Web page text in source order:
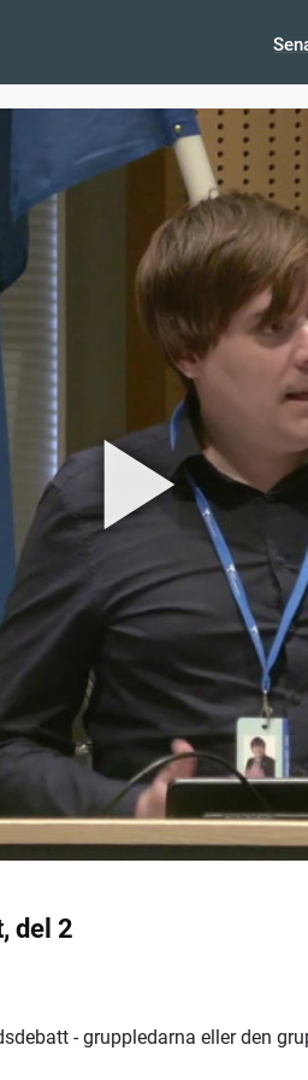
del 2
- gruppledarna eller den